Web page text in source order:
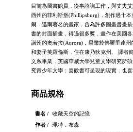
目前為圖書館員，從事諮詢工作，與丈夫
西州的菲利斯堡(Phillipsburg)，創作過十
爾．邁南著名的畫家，曾為許多圖畫書畫
書的封面插畫，得過很多獎，畫作在美國
諾州的奧若拉(Aurora)，畢業於佛羅里達州
和妻子芙羅倫斯，住在康乃狄克州。 譯者
文系畢業，英國華威大學兒童文學研究所
究青少年文學；喜歡書可呈現的現實，也喜
商品規格
書名 /
收藏天空的記憶
作者 /
珮特．布森